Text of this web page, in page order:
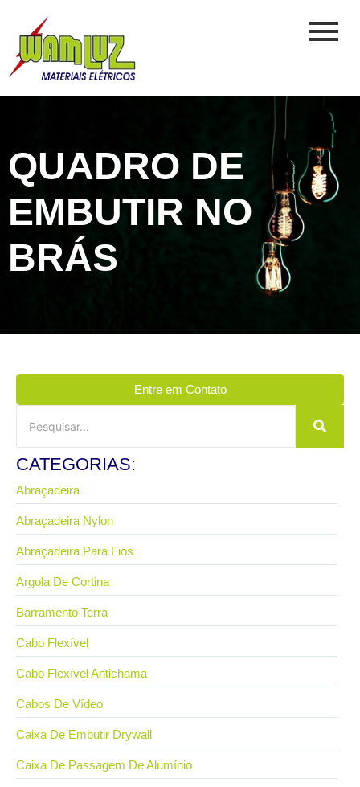
QUADRO DE
EMBUTIR NO
BRÁS
Entre em Contato
CATEGORIAS:
Abraçadeira
Abraçadeira Nylon
Abraçadeira Para Fios
Argola De Cortina
Barramento Terra
Cabo Flexível
Cabo Flexível Antichama
Cabos De Vídeo
Caixa De Embutir Drywall
Caixa De Passagem De Alumínio